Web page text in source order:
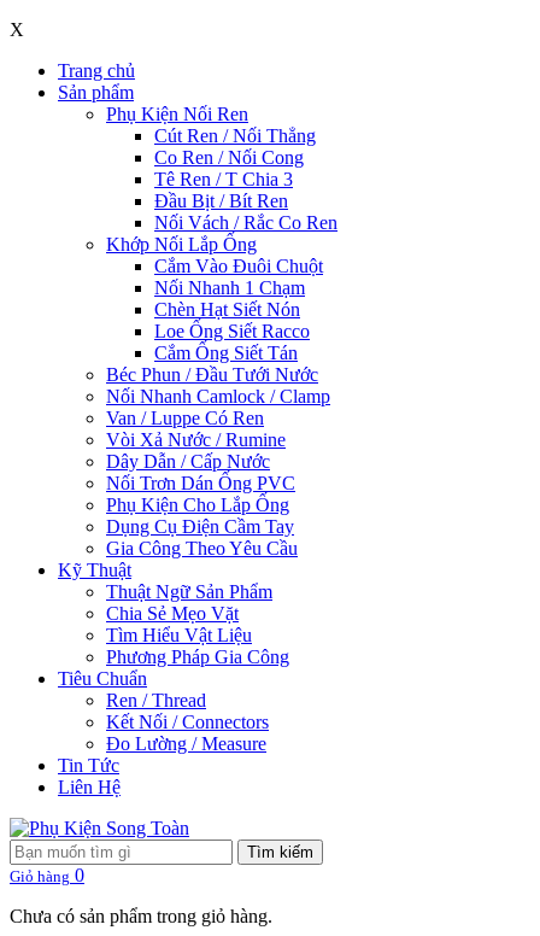
X
Trang chủ
Sản phẩm
Phụ Kiện Nối Ren
Cút Ren / Nối Thẳng
Co Ren / Nối Cong
Tê Ren / T Chia 3
Đầu Bịt / Bít Ren
Nối Vách / Rắc Co Ren
Khớp Nối Lắp Ống
Cắm Vào Đuôi Chuột
Nối Nhanh 1 Chạm
Chèn Hạt Siết Nón
Loe Ống Siết Racco
Cắm Ống Siết Tán
Béc Phun / Đầu Tưới Nước
Nối Nhanh Camlock / Clamp
Van / Luppe Có Ren
Vòi Xả Nước / Rumine
Dây Dẫn / Cấp Nước
Nối Trơn Dán Ống PVC
Phụ Kiện Cho Lắp Ống
Dụng Cụ Điện Cầm Tay
Gia Công Theo Yêu Cầu
Kỹ Thuật
Thuật Ngữ Sản Phẩm
Chia Sẻ Mẹo Vặt
Tìm Hiểu Vật Liệu
Phương Pháp Gia Công
Tiêu Chuẩn
Ren / Thread
Kết Nối / Connectors
Đo Lường / Measure
Tin Tức
Liên Hệ
Tìm kiếm
Giỏ hàng 0
Chưa có sản phẩm trong giỏ hàng.